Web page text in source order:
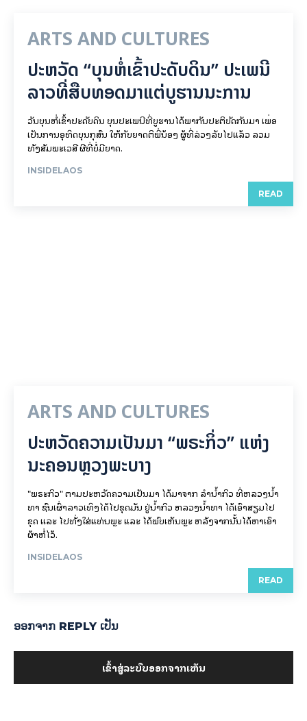
ARTS AND CULTURES
ປະຫວັດ “ບຸນຫໍ່ເຂົ້າປະດັບດິນ” ປະເພນີ
ລາວທີ່ສືບທອດມາແຕ່ບູຮານນະການ
ວັນບຸນຫໍ່ເຂົ້າປະດັບດິນ ບຸນປະເພນີທີ່ບູຮານໄດ້ພາກັນປະຕິບັດກັນມາ ເພື່ອ
ເປັນການອຸທິດບຸນກຸສົນ ໃຫ້ກັບຍາດຕິພີ່ນ້ອງ ຜູ້ທີ່ລ່ວງລັບໄປແລ້ວ ລວມ
ທັງສັມພະເວສີ ຜີທີ່ບໍ່ມີຍາດ.
INSIDELAOS
READ
ARTS AND CULTURES
ປະຫວັດຄວາມເປັນມາ “ພຣະກິ່ວ” ແຫ່ງ
ນະຄອນຫຼວງພະບາງ
"ພຣະກິວ" ຕາມປະຫວັດຄວາມເປັນມາ ໄດ້ມາຈາກ ລຳນ້ຳກິວ ທີ່ຫລວງນ້ຳ
ທາ ຊົນເຜົ່າລາວເທິງໄດ້ໄປຂຸດມັນ ຢູ່ນ້ຳກິວ ຫລວງນ້ຳທາ ໄດ້ເອົາສຽມໄປ
ຂຸດ ແລະ ໄປທັ່ງໃສ່ແທ່ນພຼະ ແລະ ໄດ້ພົບເຫັນພຼະ ຫລັງຈາກນັ້ນໄດ້ຫາເອົາ
ຜ້າຫໍ່ໄວ້.
INSIDELAOS
READ
ອອກ​ຈາກ REPLY ເປັນ
ເຂົ້າ​ສູ່​ລະ​ບົບ​ອອກ​ຈາກ​ເຫັນ